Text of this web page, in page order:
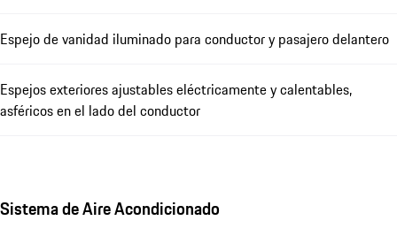
Espejo de vanidad iluminado para conductor y pasajero delantero
Espejos exteriores ajustables eléctricamente y calentables,
asféricos en el lado del conductor
Sistema de Aire Acondicionado